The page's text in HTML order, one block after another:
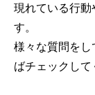
現れている行動
す。
様々な質問を
ばチェックして